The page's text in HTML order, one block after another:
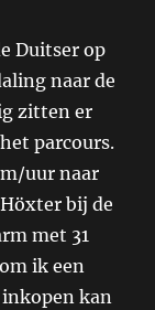
Duitser op
naar de
zitten er
parcours.
uur naar
bij de
met 31
ik een
kan